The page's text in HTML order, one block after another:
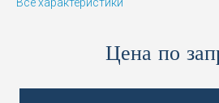
Цена по